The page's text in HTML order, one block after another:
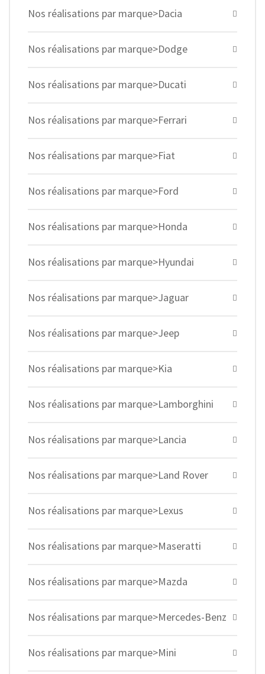
Nos réalisations par marque>Dacia
Nos réalisations par marque>Dodge
Nos réalisations par marque>Ducati
Nos réalisations par marque>Ferrari
Nos réalisations par marque>Fiat
Nos réalisations par marque>Ford
Nos réalisations par marque>Honda
Nos réalisations par marque>Hyundai
Nos réalisations par marque>Jaguar
Nos réalisations par marque>Jeep
Nos réalisations par marque>Kia
Nos réalisations par marque>Lamborghini
Nos réalisations par marque>Lancia
Nos réalisations par marque>Land Rover
Nos réalisations par marque>Lexus
Nos réalisations par marque>Maseratti
Nos réalisations par marque>Mazda
Nos réalisations par marque>Mercedes-Benz
Nos réalisations par marque>Mini